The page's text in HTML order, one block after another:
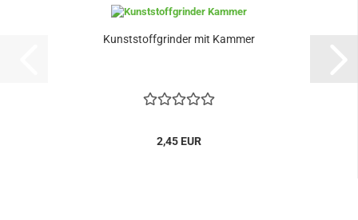
Kunststoffgrinder mit Kammer
2,45 EUR